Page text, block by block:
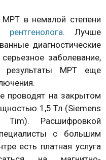
МРТ в немалой степени
рентгенолога. Лучше
диагностические
заболевание,
результаты МРТ еще
проводят на закрытом
1,5 Тл (Siemens
Tim). Расшифровкой
с большим
есть платная услуга